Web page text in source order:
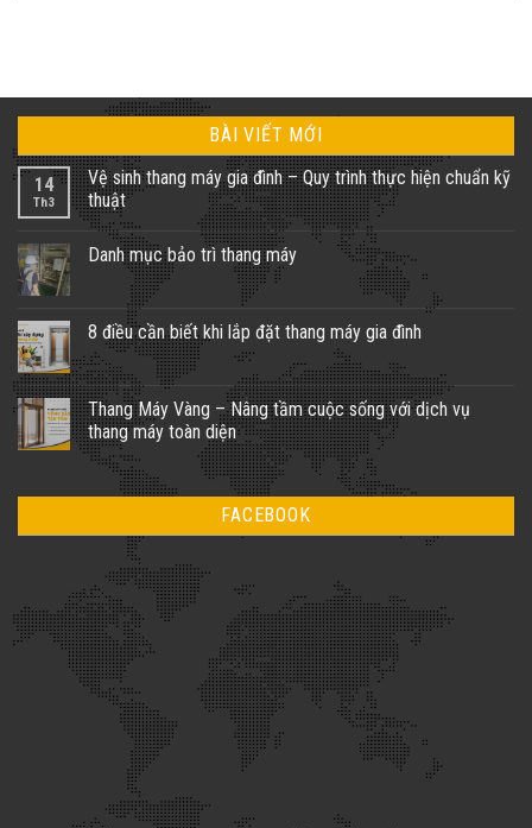
BÀI VIẾT MỚI
14
Th3
Vệ sinh thang máy gia đình – Quy trình thực hiện chuẩn kỹ
thuật
Không
bình
thang
máy
gia
đình
–
Quy
trình
thực
hiện
chuẩn
thuật
Danh mục bảo trì thang máy
luận
ở
Danh
mục
bảo
trì
thang
máy
8 điều cần biết khi lắp đặt thang máy gia đình
Không
có
bình
luận
ở
8
điều
cần
khi
thang
đình
Thang Máy Vàng – Nâng tầm cuộc sống với dịch vụ
thang máy toàn diện
Không
Thang
Nâng
tầm
cuộc
sống
với
dịch
vụ
thang
FACEBOOK